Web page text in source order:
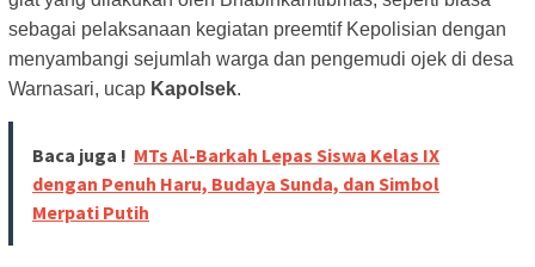
sebagai pelaksanaan kegiatan preemtif Kepolisian dengan
menyambangi sejumlah warga dan pengemudi ojek di desa
Warnasari, ucap Kapolsek.
Baca juga ! MTs Al-Barkah Lepas Siswa Kelas IX
dengan Penuh Haru, Budaya Sunda, dan Simbol
Merpati Putih